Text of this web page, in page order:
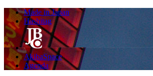
Made in Japan
Hashitag
AkibaSpace
Agenda